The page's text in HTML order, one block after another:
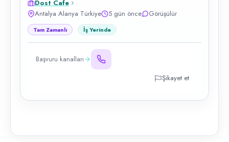
Dost Cafe
Antalya Alanya Türkiye
5 gün önce Görüşülür
Tam Zamanlı İş Yerinde
Başvuru kanalları
Şikayet et